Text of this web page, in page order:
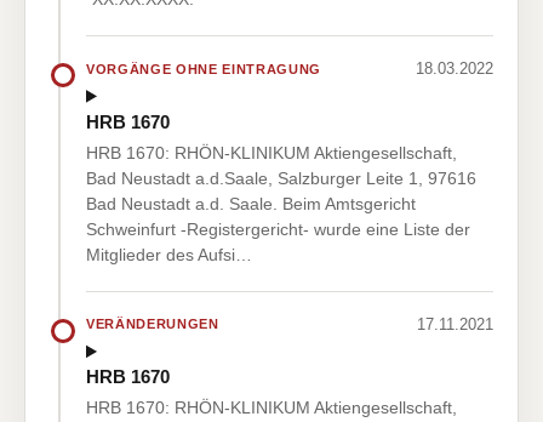
VORGÄNGE OHNE EINTRAGUNG 18.03.2022
HRB 1670
HRB 1670: RHÖN-KLINIKUM Aktiengesellschaft,
Bad Neustadt a.d.Saale, Salzburger Leite 1, 97616
Bad Neustadt a.d. Saale. Beim Amtsgericht
Schweinfurt -Registergericht- wurde eine Liste der
Mitglieder des Aufsi…
VERÄNDERUNGEN 17.11.2021
HRB 1670
HRB 1670: RHÖN-KLINIKUM Aktiengesellschaft,